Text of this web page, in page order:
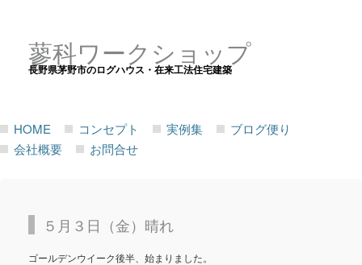
蓼科ワークショップ
長野県茅野市のログハウス・在来工法住宅建築
HOME コンセプト 実例集
ブログ便り
会社概要
お問合せ
５月３日（金）晴れ
ゴールデンウイーク後半、始まりました。